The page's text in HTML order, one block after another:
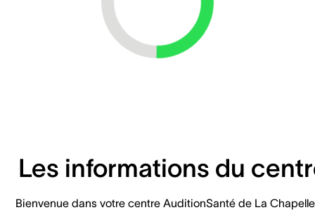
Les informations du
Bienvenue dans votre centre AuditionSanté de La